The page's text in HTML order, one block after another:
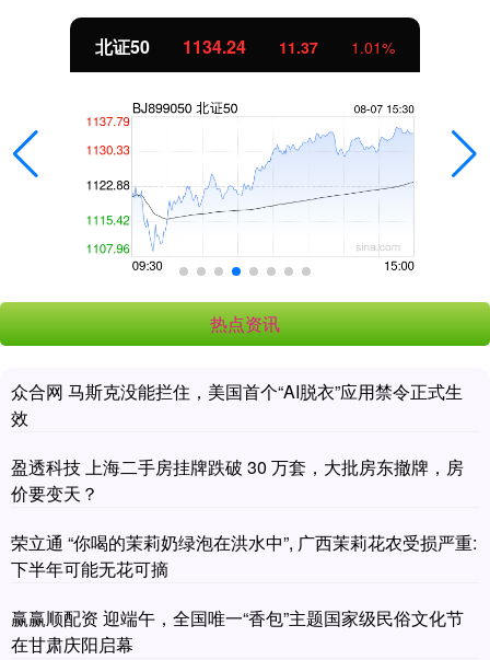
北证50 1134.24 11.37 1.01%
热点资讯
众合网 马斯克没能拦住，美国首个“AI脱衣”应用禁令正式生
效
盈透科技 上海二手房挂牌跌破 30 万套，大批房东撤牌，房
价要变天？
荣立通 “你喝的茉莉奶绿泡在洪水中”, 广西茉莉花农受损严重:
下半年可能无花可摘
赢赢顺配资 迎端午，全国唯一“香包”主题国家级民俗文化节
在甘肃庆阳启幕